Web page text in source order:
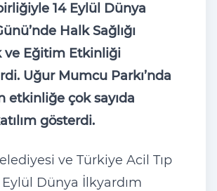
14 Eylül Dünya
ünü’nde Halk Sağlığı
ve Eğitim Etkinliği
Uğur Mumcu Parkı’nda
etkinliğe çok sayıda
gösterdi.
ve Türkiye Acil Tıp
ül Dünya İlkyardım